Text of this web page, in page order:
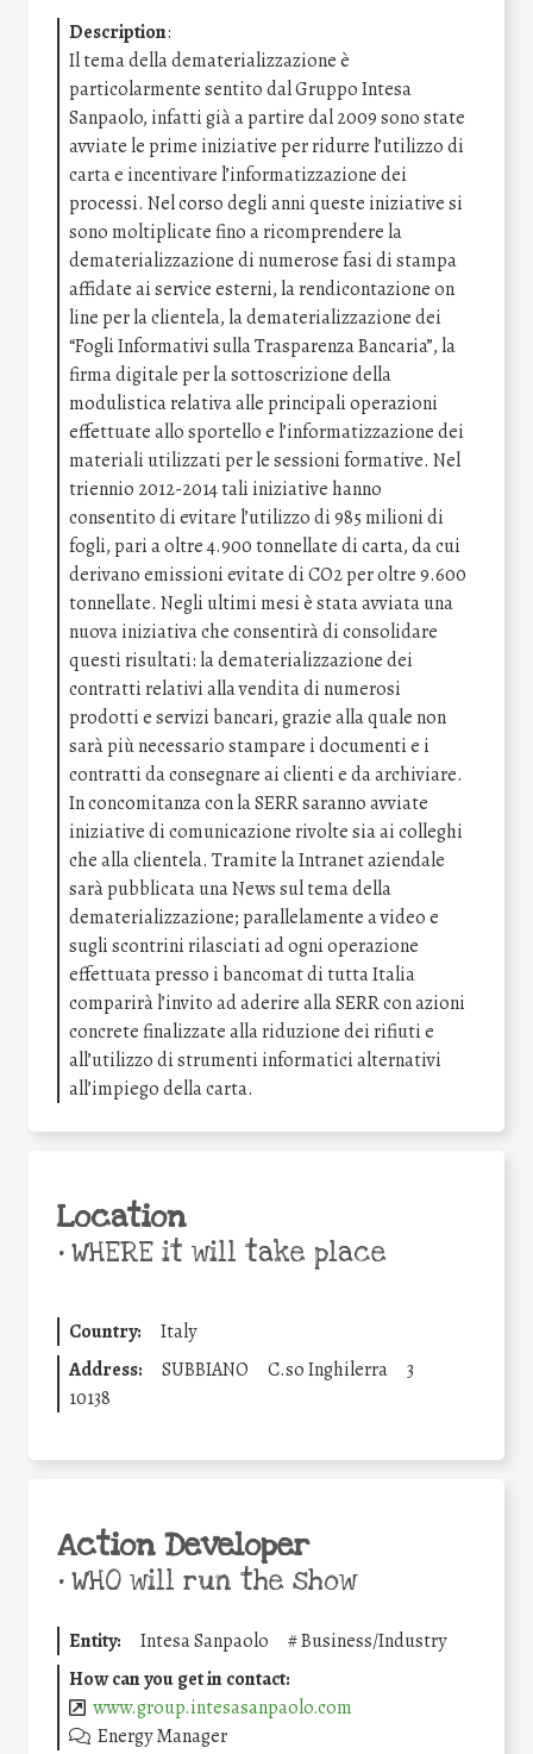
Description:
Il tema della dematerializzazione è
particolarmente sentito dal Gruppo Intesa
Sanpaolo, infatti già a partire dal 2009 sono state
avviate le prime iniziative per ridurre l’utilizzo di
carta e incentivare l’informatizzazione dei
processi. Nel corso degli anni queste iniziative si
sono moltiplicate fino a ricomprendere la
dematerializzazione di numerose fasi di stampa
affidate ai service esterni, la rendicontazione on
line per la clientela, la dematerializzazione dei
“Fogli Informativi sulla Trasparenza Bancaria”, la
firma digitale per la sottoscrizione della
modulistica relativa alle principali operazioni
effettuate allo sportello e l’informatizzazione dei
materiali utilizzati per le sessioni formative. Nel
triennio 2012-2014 tali iniziative hanno
consentito di evitare l’utilizzo di 985 milioni di
fogli, pari a oltre 4.900 tonnellate di carta, da cui
derivano emissioni evitate di CO2 per oltre 9.600
tonnellate. Negli ultimi mesi è stata avviata una
nuova iniziativa che consentirà di consolidare
questi risultati: la dematerializzazione dei
contratti relativi alla vendita di numerosi
prodotti e servizi bancari, grazie alla quale non
sarà più necessario stampare i documenti e i
contratti da consegnare ai clienti e da archiviare.
In concomitanza con la SERR saranno avviate
iniziative di comunicazione rivolte sia ai colleghi
che alla clientela. Tramite la Intranet aziendale
sarà pubblicata una News sul tema della
dematerializzazione; parallelamente a video e
sugli scontrini rilasciati ad ogni operazione
effettuata presso i bancomat di tutta Italia
comparirà l’invito ad aderire alla SERR con azioni
concrete finalizzate alla riduzione dei rifiuti e
all’utilizzo di strumenti informatici alternativi
all’impiego della carta.
Location
•WHERE it will take place
Country:
Italy
Address:
SUBBIANO C.so Inghilerra
3
10138
Action Developer
•WHO will run the show
Entity: Intesa Sanpaolo #Business/Industry
How can you get in contact:
www.group.intesasanpaolo.com
Energy Manager